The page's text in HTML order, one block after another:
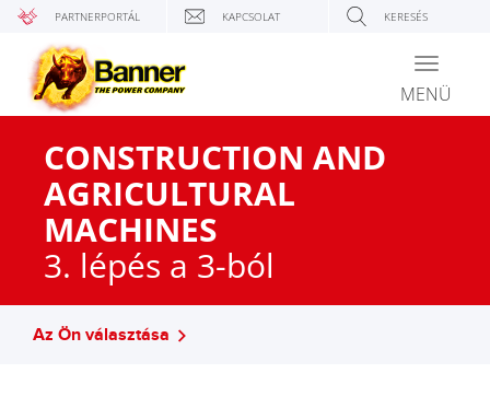
PARTNERPORTÁL KAPCSOLAT KERESÉS
Toggle
MENÜ
CONSTRUCTION AND
AGRICULTURAL
MACHINES
3. lépés a 3-ból
Az Ön választása